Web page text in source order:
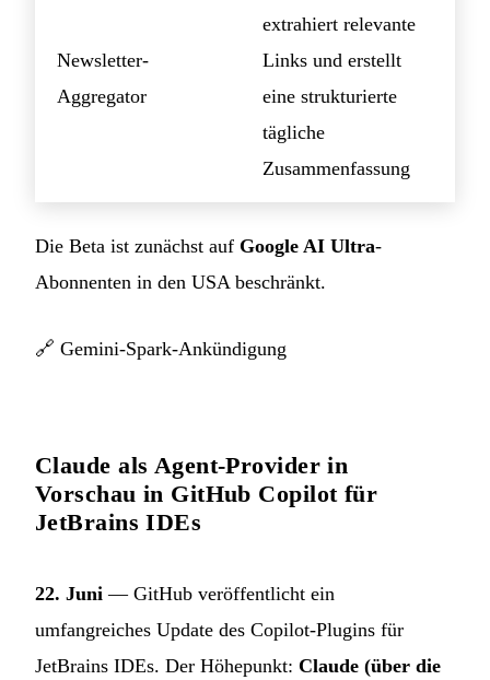
Newsletter-
Aggregator
extrahiert relevante
Links und erstellt
eine strukturierte
tägliche
Zusammenfassung
Die Beta ist zunächst auf Google AI Ultra-
Abonnenten in den USA beschränkt.
🔗 Gemini-Spark-Ankündigung
Claude als Agent-Provider in
Vorschau in GitHub Copilot für
JetBrains IDEs
22. Juni — GitHub veröffentlicht ein
umfangreiches Update des Copilot-Plugins für
JetBrains IDEs. Der Höhepunkt: Claude (über die